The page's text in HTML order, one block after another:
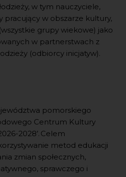
w tym nauczyciele,
pracujący w obszarze kultury,
(wszystkie grupy wiekowe) jako
w partnerstwach z
(odbiorcy inicjatyw).
pomorskiego
Centrum Kultury
2028’. Celem
metod edukacji
zmian społecznych,
sprawczego i